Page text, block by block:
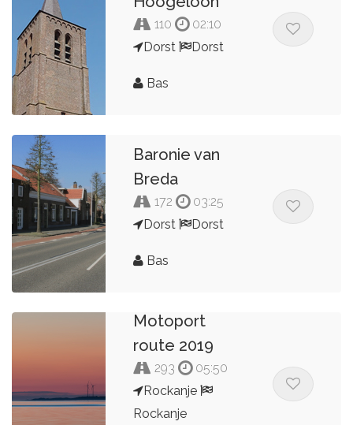
110
02:10
Dorst
Dorst
Bas
Baronie van
Breda
172
03:25
Dorst
Dorst
Bas
Motoport
route 2019
293
05:50
Rockanje
Rockanje